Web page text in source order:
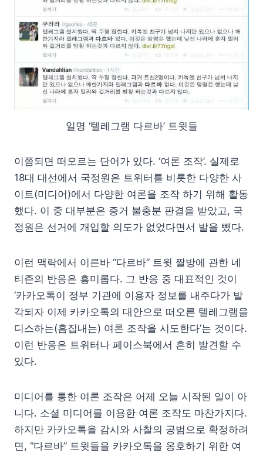
일명 ‘텔레그램 다르바’ 트윗들
이쯤되면 떠오르는 단어가 있다. ‘여론 조작’. 실제로
18대 대선에서 국정원은 트위터를 비롯한 다양한 사
이트(미디어)에서 다양한 여론을 조작 하기 위해 활동
했다. 이 중 대부분은 증거 불충분 판결을 받았고, 국
정원은 선거에 개입할 의도가 없었다면서 발을 뺐다.
이런 맥락에서 이른바 “다르바” 트윗 짤방에 관한 네
티즌의 반응은 흥미롭다. 그 반응 중 대표적인 것이
‘카카오톡이 정부 기관에 이용자 정보를 내주다가 발
각되자 이제 카카오톡의 대안으로 떠오른 텔레그램을
디스하는(흠집내는) 여론 조작을 시도한다’는 것이다.
이런 반응은 트위터나 페이스북에서 흔히 발견할 수
있다.
미디어를 통한 여론 조작은 어제 오늘 시작된 일이 아
니다. 소셜 미디어를 이용한 여론 조작도 마찬가지다.
하지만 카카오톡을 감시와 사찰의 공범으로 확정하려
면, “다르바” 트윗들을 카카오톡을 옹호하기 위한 여